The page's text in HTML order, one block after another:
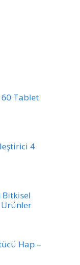
60 Tablet
4
Bitkisel
Ürünler
Hap –